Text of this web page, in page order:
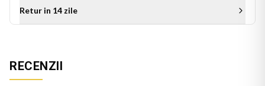
cu ocazia zilei de nastere, Zilei Mamei pe 8 Mai, sau a oricarui
alt moment special. Este un cadou de suflet care se
Retur in 14 zile
RECENZII